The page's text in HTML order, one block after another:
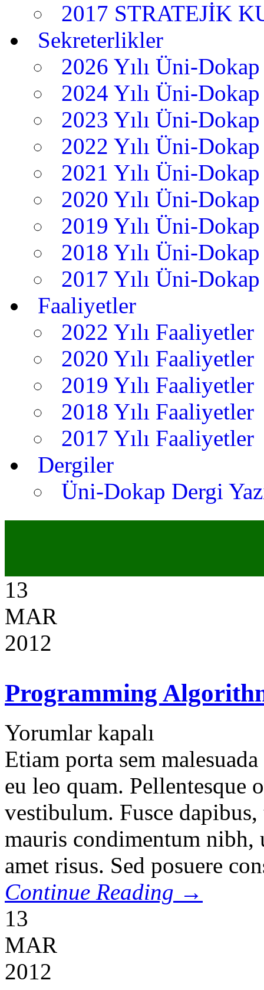
2017 STRATEJİK
Sekreterlikler
2026 Yılı Üni-
2024 Yılı Üni-
2023 Yılı Üni-
2022 Yılı Üni-
2021 Yılı Üni-
2020 Yılı Üni-
2019 Yılı Üni-
2018 Yılı Üni-
2017 Yılı Üni-
Faaliyetler
2022 Yılı Faaliyetler
2020 Yılı Faaliyetler
2019 Yılı Faaliyetler
2018 Yılı Faaliyetler
2017 Yılı Faaliyetler
Dergiler
Üni-Dokap Dergi
13
MAR
2012
Programming
Yorumlar kapalı
Etiam porta sem
eu leo quam. Pellentesque
vestibulum. Fusce
mauris condimentum nibh,
amet risus. Sed posuere
Continue Reading →
13
MAR
2012